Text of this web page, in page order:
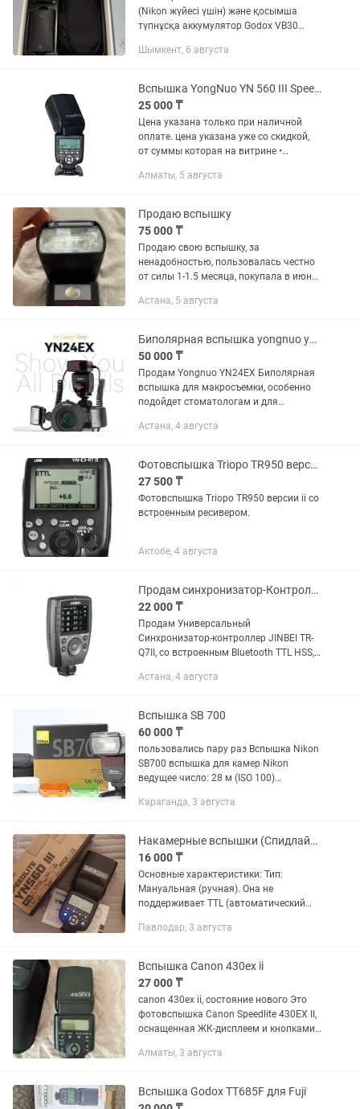
(Nikon жүйесі үшін) және қосымша
түпнұсқа аккумулятор Godox VB30
жақсы, мінсіз атқарады. Лампасы
Шымкент, 6 августа
Вспышка YongNuo YN 560 III Speedlite Рассрочка Магазин Red Geek
25 000 ₸
Цена указана только при наличной
оплате. цена указана уже со скидкой,
от суммы которая на витрине •
Гарантия -30 дней • Вспышка YongNuo
Алматы, 5 августа
Продаю вспышку
75 000 ₸
Продаю свою вспышку, за
ненадобностью, пользовалась честно
от силы 1-1.5 месяца, покупала в июне,
идеальном состоянии Я уже не
и...
Астана, 5 августа
Биполярная вспышка yongnuo yn24ex
50 000 ₸
Продам Yongnuo YN24EX Биполярная
вспышка для макросъемки, особенно
подойдет стоматологам и для
каспи кз Состояние отличное,
Астана, 4 августа
Фотовспышка Triopo TR950 версии ii со встроенным ресивером.
27 500 ₸
Фотовспышка Triopo TR950 версии ii со
встроенным ресивером.
Актобе, 4 августа
Продам синхронизатор-Контролер JINBEI TR-Q7II Bluetooth TTL HSS
22 000 ₸
Продам Универсальный
Синхронизатор-контроллер JINBEI TR-
Q7II, со встроенным Bluetooth TTL HSS,
количестве - 1 штука Контроллер
Астана, 4 августа
Вспышка SB 700
60 000 ₸
пользовались пару раз Вспышка Nikon
SB700 вспышка для камер Nikon
ведущее число: 28 м (ISO 100)
головка выбор угла освещения: авто,
Караганда, 3 августа
Накамерные вспышки (Спидлайты)
16 000 ₸
Основные характеристики: Тип:
Мануальная (ручная). Она не
поддерживает TTL (автоматический
импульса нужно выставлять вручную
Встроенный...
Павлодар, 3 августа
Вспышка Canon 430ex ii
27 000 ₸
canon 430ex ii, состояние нового Это
фотовспышка Canon Speedlite 430EX II,
оснащенная ЖК-дисплеем и кнопками
панели.Устройство предназначено для
Алматы, 3 августа
Вспышка Godox TT685F для Fuji